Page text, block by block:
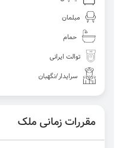
مبلمان
حمام
توالت ایرانی
سرایدار/نگهبان
مقررات زمانی ملک